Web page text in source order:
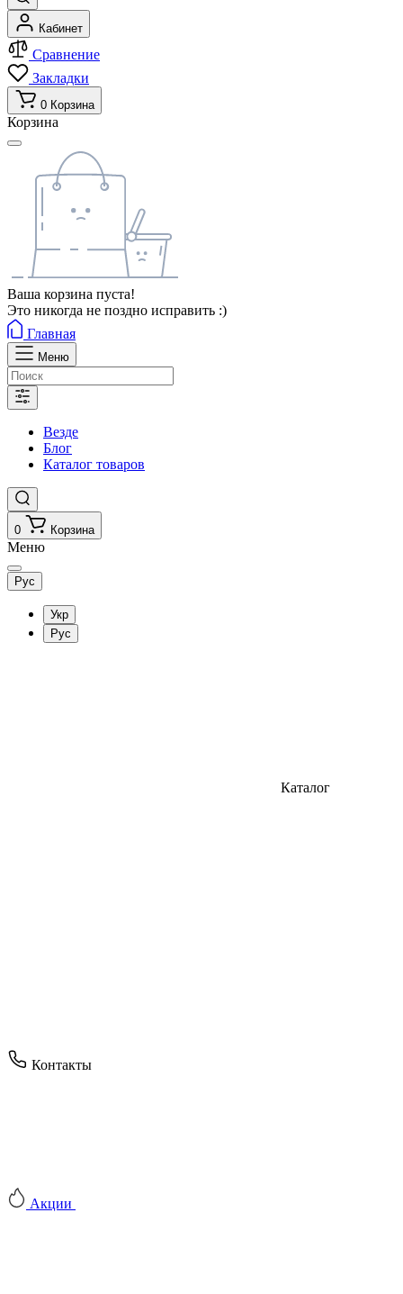
Кабинет
Сравнение
Закладки
0 Корзина
Корзина
Ваша корзина пуста!
Это никогда не поздно исправить :)
Главная
Меню
Везде
Блог
Каталог товаров
0 Корзина
Меню
Рус
Укр
Рус
Каталог
Контакты
Акции